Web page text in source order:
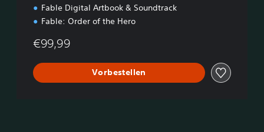
Fable Digital Artbook & Soundtrack
Fable: Order of the Hero
€99,99
Vorbestellen